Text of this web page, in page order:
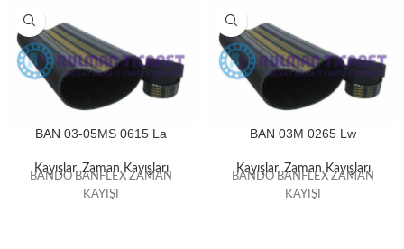
BAN 03-05MS 0615 La
Kayışlar,Zaman Kayışları
BANDO BANFLEX ZAMAN
KAYIŞI
BAN 03M 0265 Lw
Kayışlar,Zaman Kayışları
BANDO BANFLEX ZAMAN
KAYIŞI